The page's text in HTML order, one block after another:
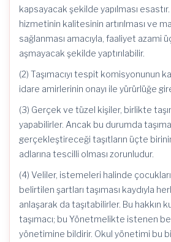
kapsayacak şekilde yapılması
hizmetinin kalitesinin artırılması ve
sağlanması amacıyla, faaliyet azami
aşmayacak şekilde yaptırılabilir.
(2) Taşımacıyı tespit komisyonunun
idare amirlerinin onayı ile yürürlüğe
(3) Gerçek ve tüzel kişiler, birlikte
yapabilirler. Ancak bu durumda
gerçekleştireceği taşıtların üçte birinin
adlarına tescilli olması zorunludur.
(4) Veliler, istemeleri halinde
belirtilen şartları taşıması kaydıyla
anlaşarak da taşıtabilirler. Bu hakkın
taşımacı; bu Yönetmelikte istenen
yönetimine bildirir. Okul yönetimi bu